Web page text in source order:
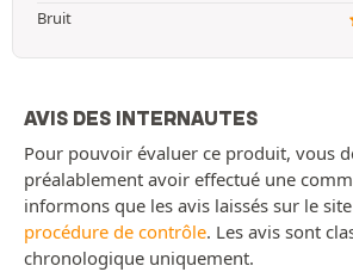
Bruit
AVIS DES INTERNAUTES
Pour pouvoir évaluer ce produit, vous
préalablement avoir effectué une
informons que les avis laissés sur le
procédure de contrôle. Les avis sont
chronologique uniquement.